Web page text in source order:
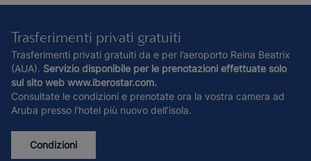
Trasferimenti privati gratuiti
Trasferimenti privati gratuiti da e per l’aeroporto Reina Beatrix
(AUA). Servizio disponibile per le prenotazioni effettuate solo
sul sito web www.iberostar.com.
Consultate le condizioni e prenotate ora la vostra camera ad
Aruba presso l’hotel più nuovo dell’isola.
Condizioni